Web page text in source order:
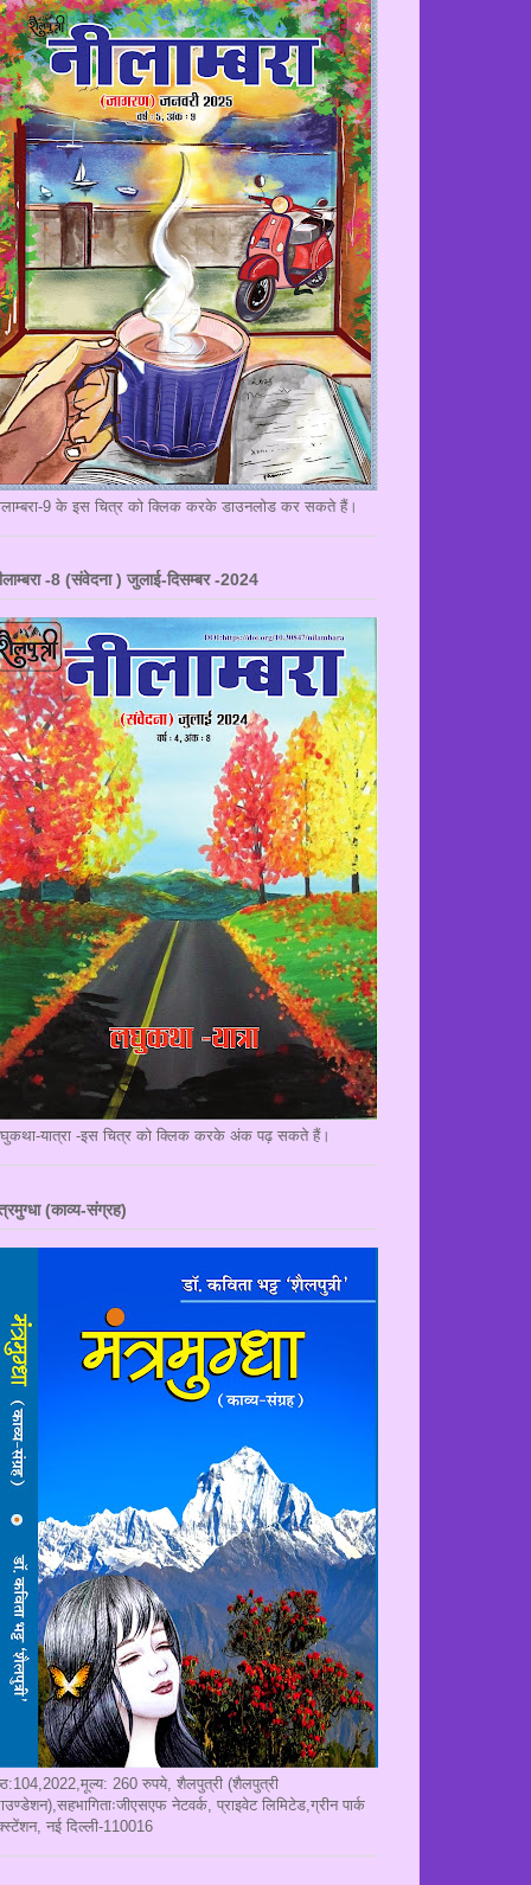
9 के इस चित्र को क्लिक करके डाउनलोड कर सकते हैं।
-8 (संवेदना ) जुलाई-दिसम्बर -2024
यात्रा -इस चित्र को क्लिक करके अंक पढ़ सकते हैं।
(काव्य-संग्रह)
260 रुपये, शैलपुत्री (शैलपुत्री
नेटवर्क, प्राइवेट लिमिटेड,ग्रीन पार्क
नई दिल्ली-110016